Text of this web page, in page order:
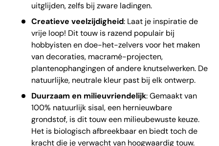
uitglijden, zelfs bij zware ladingen.
Creatieve veelzijdigheid: Laat je inspiratie de
vrije loop! Dit touw is razend populair bij
hobbyisten en doe-het-zelvers voor het maken
van decoraties, macramé-projecten,
plantenophangingen of andere knutselwerken. De
natuurlijke, neutrale kleur past bij elk ontwerp.
Duurzaam en milieuvriendelijk: Gemaakt van
100% natuurlijk sisal, een hernieuwbare
grondstof, is dit touw een milieubewuste keuze.
Het is biologisch afbreekbaar en biedt toch de
kracht die je verwacht van hoogwaardig touw.